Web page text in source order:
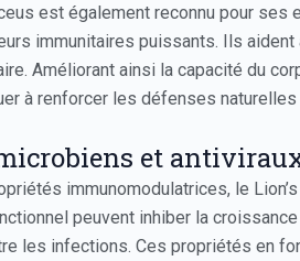
est également reconnu pour
immunitaires puissants. Ils
Améliorant ainsi la capacité du
à renforcer les défenses naturelles
et
immunomodulatrices, le
peuvent inhiber la
les infections. Ces propriétés en